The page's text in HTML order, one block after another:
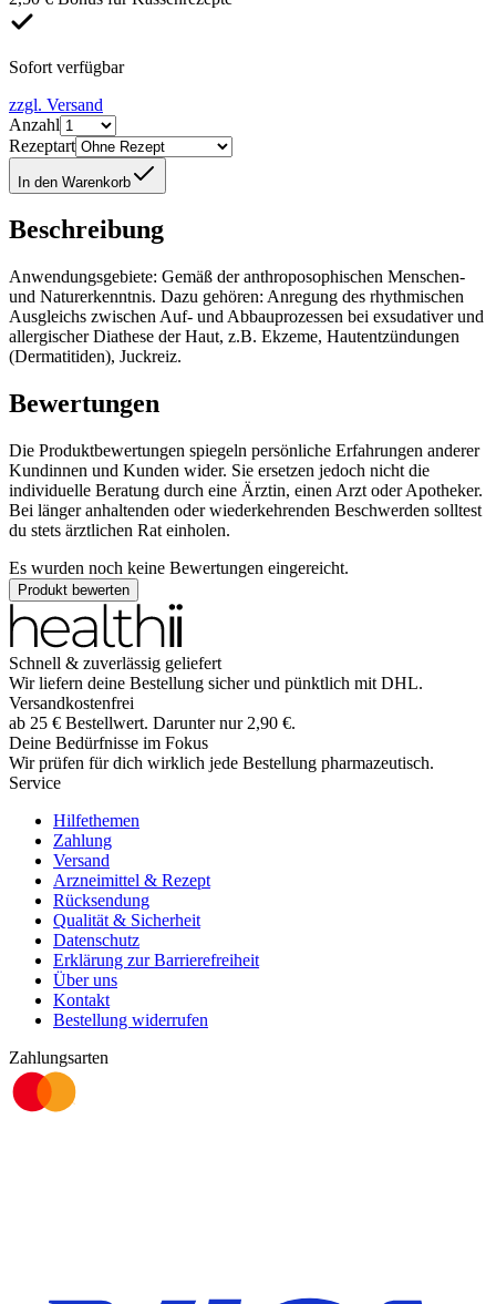
Sofort verfügbar
zzgl. Versand
Anzahl
Rezeptart
In den Warenkorb
Beschreibung
Anwendungsgebiete: Gemäß der anthroposophischen Menschen-
und Naturerkenntnis. Dazu gehören: Anregung des rhythmischen
Ausgleichs zwischen Auf- und Abbauprozessen bei exsudativer und
allergischer Diathese der Haut, z.B. Ekzeme, Hautentzündungen
(Dermatitiden), Juckreiz.
Bewertungen
Die Produktbewertungen spiegeln persönliche Erfahrungen anderer
Kundinnen und Kunden wider. Sie ersetzen jedoch nicht die
individuelle Beratung durch eine Ärztin, einen Arzt oder Apotheker.
Bei länger anhaltenden oder wiederkehrenden Beschwerden solltest
du stets ärztlichen Rat einholen.
Es wurden noch keine Bewertungen eingereicht.
Produkt bewerten
Schnell & zuverlässig geliefert
Wir liefern deine Bestellung sicher und pünktlich mit DHL.
Versandkostenfrei
ab 25 € Bestellwert. Darunter nur 2,90 €.
Deine Bedürfnisse im Fokus
Wir prüfen für dich wirklich jede Bestellung pharmazeutisch.
Service
Hilfethemen
Zahlung
Versand
Arzneimittel & Rezept
Rücksendung
Qualität & Sicherheit
Datenschutz
Erklärung zur Barrierefreiheit
Über uns
Kontakt
Bestellung widerrufen
Zahlungsarten